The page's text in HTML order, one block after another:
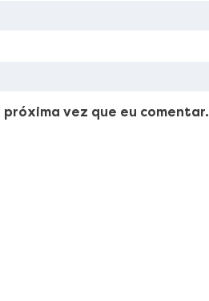
vez que eu comentar.